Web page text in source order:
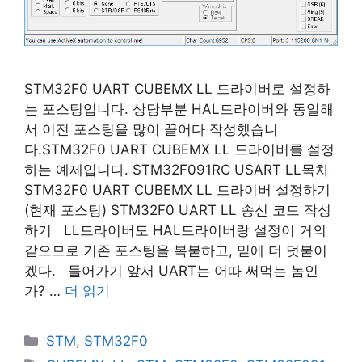
STM32F0 UART CUBEMX LL 드라이버로 설정하
는 포스팅입니다. 상당부분 HAL드라이버와 동일해
서 이전 포스팅을 많이 끌어다 작성했습니
다.STM32F0 UART CUBEMX LL 드라이버를 설정
하는 예제입니다. STM32F091RC USART LL목차
STM32F0 UART CUBEMX LL 드라이버 설정하기
(현재 포스팅) STM32F0 UART LL 송신 코드 작성
하기 LL드라이버도 HAL드라이버랑 설정이 거의
같으므로 기존 포스팅을 복붙하고, 밑에 더 덧붙이
겠다. 들어가기 앞서 UART는 어따 써먹는 놈인
가? … 더 읽기
카
테
STM, STM32F0